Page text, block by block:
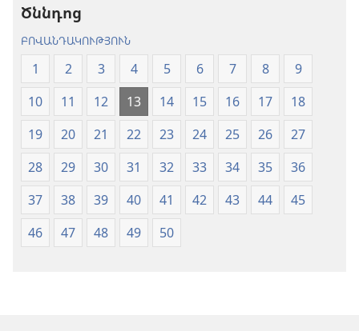
Ծննդոց
ԲՈՎԱՆԴԱԿՈՒԹՅՈՒՆ
1 2 3 4 5 6 7 8
9
10
11 12 13 14 15 16 17
18
19
20 21 22 23 24 25 26
27
28
29 30 31 32 33 34 35
36
37
38 39 40 41 42 43 44
45
46
47 48 49 50